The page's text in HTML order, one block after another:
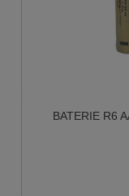
BATERIE R6